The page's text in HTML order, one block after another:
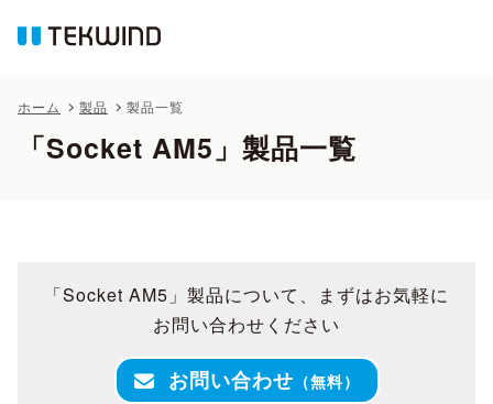
ホーム 製品 製品一覧
「Socket AM5」製品一覧
「Socket AM5」製品について、まずはお気軽に
お問い合わせください
お問い合わせ （無料）